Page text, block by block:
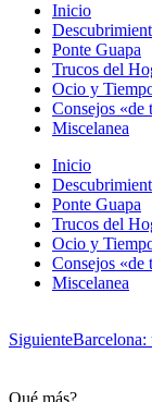
Inicio
Ponte Guapa
Trucos del
Ocio y
Consejos «de
Miscelanea
Inicio
Ponte Guapa
Trucos del
Ocio y
Consejos «de
Miscelanea
SiguienteBarcelona: